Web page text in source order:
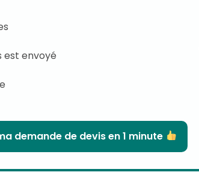
est envoyé
demande de devis en 1 minute